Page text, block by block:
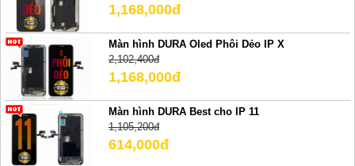
1,168,000đ
Màn hình DURA Oled Phôi Dẻo IP X
2,102,400đ
1,168,000đ
Màn hình DURA Best cho IP 11
1,105,200đ
614,000đ